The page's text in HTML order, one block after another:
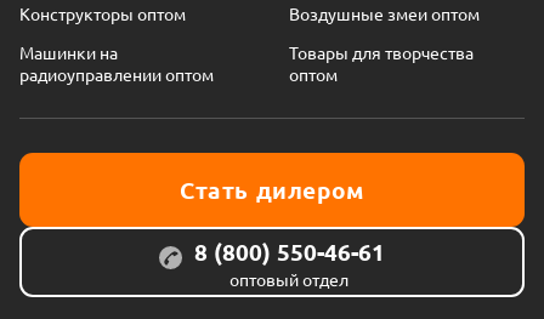
Конструкторы оптом
Воздушные змеи оптом
Машинки на
радиоуправлении оптом
Товары для творчества
оптом
Стать дилером
8 (800) 550-46-61
оптовый отдел